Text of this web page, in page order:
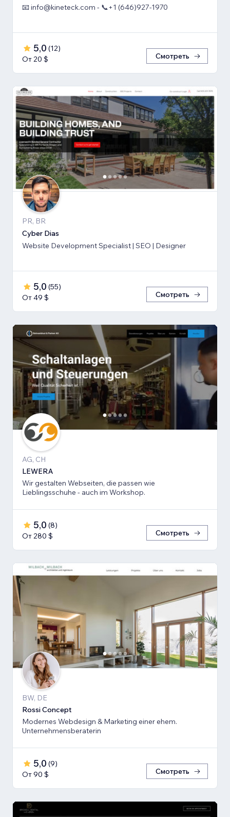
📧 info@kineteck.com - 📞+1 (646)927-1970
5,0 (12)
От 20 $
Смотреть
PR, BR
Cyber Dias
Website Development Specialist | SEO | Designer
5,0 (55)
От 49 $
Смотреть
AG, CH
LEWERA
Wir gestalten Webseiten, die passen wie
Lieblingsschuhe - auch im Workshop.
5,0 (8)
От 280 $
Смотреть
BW, DE
Rossi Concept
Modernes Webdesign & Marketing einer ehem.
Unternehmensberaterin
5,0 (9)
От 90 $
Смотреть